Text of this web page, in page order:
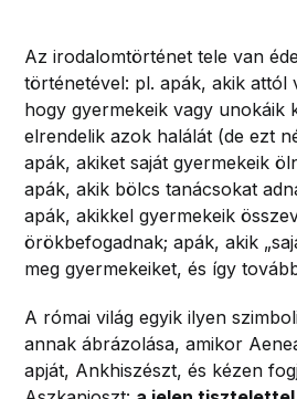
Az irodalomtörténet tele van
történetével: pl. apák, akik attól
hogy gyermekeik vagy unokáik
elrendelik azok halálát (de ezt
apák, akiket saját gyermekeik
apák, akik bölcs tanácsokat
apák, akikkel gyermekeik
örökbefogadnak; apák, akik
meg gyermekeiket, és így
A római világ egyik ilyen
annak ábrázolása, amikor
apját, Ankhiszészt, és kézen